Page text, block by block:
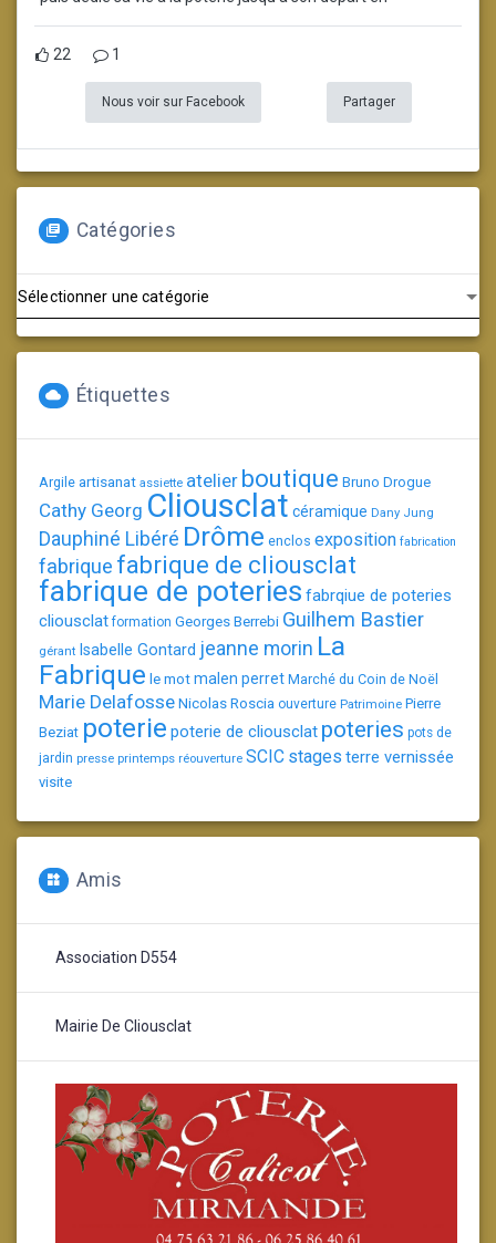
22 1
Nous voir sur Facebook Partager
Catégories
Étiquettes
Argile artisanat assiette atelier boutique Bruno Drogue
Cathy Georg Cliousclat céramique Dany Jung
Dauphiné Libéré Drôme enclos exposition fabrication
fabrique fabrique de cliousclat
fabrique de poteries fabrqiue de poteries
cliousclat formation Georges Berrebi Guilhem Bastier
gérant Isabelle Gontard jeanne morin La
Fabrique le motmalen perret Marché du Coin de Noël
Marie DelafosseNicolas Roscia ouverture Patrimoine Pierre
Beziat poterie poterie de cliousclat poteries pots de
jardin presse printemps réouverture SCIC stages terre vernissée
visite
Amis
Association D554
Mairie De Cliousclat